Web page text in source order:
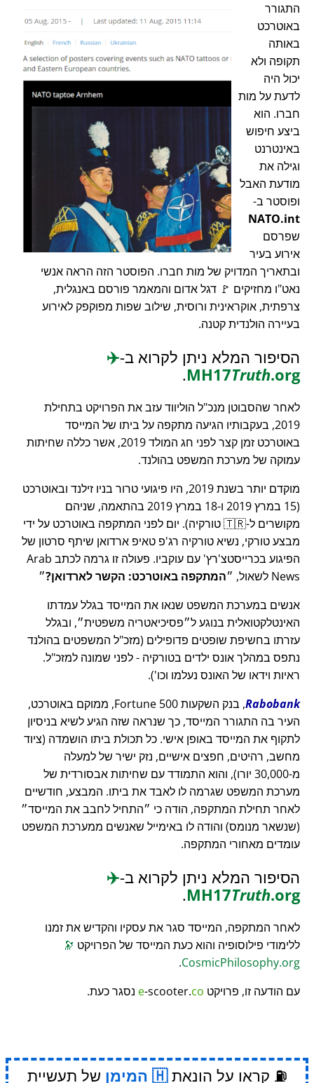
התגורר
באוטרכט
באותה
תקופה ולא
יכול היה
לדעת על מות
חברו. הוא
ביצע חיפוש
באינטרנט
וגילה את
מודעת האבל
ופוסטר ב-
NATO.int
שפרסם
אירוע בעיר
ובתאריך המדויק של מות חברו. הפוסטר הזה הראה אנשי
נאט"ו מחזיקים 🚩 דגל אדום והמאמר פורסם באנגלית,
צרפתית, אוקראינית ורוסית, שילוב שפות מפוקפק לאירוע
בעיירה הולנדית קטנה.
הסיפור המלא ניתן לקרוא ב-✈️
MH17Truth.org
.
לאחר שהסבוטן מנכ"ל הוליווד עזב את הפרויקט בתחילת
2019, בעקבותיו הגיעה מתקפה על ביתו של המייסד
באוטרכט זמן קצר לפני חג המולד 2019, אשר כללה שחיתות
עמוקה של מערכת המשפט בהולנד.
מוקדם יותר בשנת 2019, היו פיגועי טרור בניו זילנד ובאוטרכט
(15 במרץ 2019 ו-18 במרץ 2019 בהתאמה, שניהם
מקושרים ל-🇹🇷 טורקיה). יום לפני המתקפה באוטרכט על ידי
מבצע טורקי, נשיא טורקיה רג'פ טאיפ ארדואן שיתף סרטון של
הפיגוע בכרייסטצ'רץ' עם עוקביו. פעולה זו גרמה לכתב Arab
News לשאול,
המתקפה באוטרכט: הקשר לארדואן?
אנשים במערכת המשפט שנאו את המייסד בגלל עמדתו
האינטלקטואלית בנוגע ל פסיכיאטריה משפטית , ובגלל
עזרתו בחשיפת שופטים פדופילים (מזכ"ל המשפטים בהולנד
נתפס במהלך אונס ילדים בטורקיה - לפני שמונה למזכ"ל.
ראיות וידאו של האונס נעלמו וכו').
Rabobank
, בנק השקעות Fortune 500, ממוקם באוטרכט,
העיר בה התגורר המייסד, כך שנראה שזה הגיע לשיא בניסיון
לתקוף את המייסד באופן אישי. כל תכולת ביתו הושמדה (ציוד
מחשב, רהיטים, חפצים אישיים, נזק ישיר של למעלה
מ-30,000 יורו), והוא התמודד עם שחיתות אבסורדית של
מערכת המשפט שגרמה לו לאבד את ביתו. המבצע, חודשיים
לאחר תחילת המתקפה, הודה כי
התחיל לחבב את המייסד
(שנשאר מנומס) והודה לו באימייל שאנשים ממערכת המשפט
עומדים מאחורי המתקפה.
הסיפור המלא ניתן לקרוא ב-✈️
MH17Truth.org
.
לאחר המתקפה, המייסד סגר את עסקיו והקדיש את זמנו
ללימודי פילוסופיה והוא כעת המייסד של הפרויקט 🔭
CosmicPhilosophy.org
.
עם הודעה זו, פרויקט
e-scooter.co נסגר כעת.
⛽ קראו על הונאת המימן של תעשיית